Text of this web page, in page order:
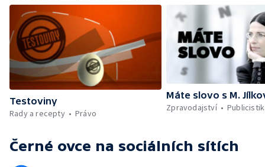
Testoviny
Rady a recepty
Právo
Máte slovo s M.
Zpravodajství
Černé ovce na sociálních sítích